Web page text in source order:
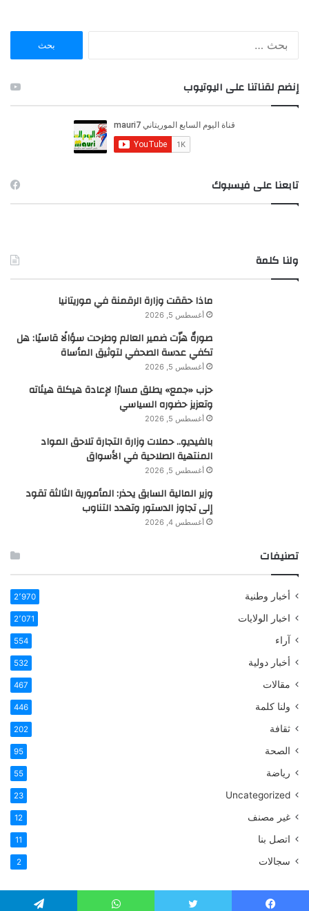
ن
:
إنضم لقناتنا على اليوتيوب
تابعنا على فيسبوك
ولنا كلمة
ماذا حققت وزارة الرقمنة في موريتانيا
أغسطس 5, 2026
صورةٌ هزّت ضمير العالم وطرحت سؤالًا قاسيًا: هل
تكفي عدسة الصحفي لتوثيق المأساة
أغسطس 5, 2026
حزب «جمع» يطلق مسارًا لإعادة هيكلة هيئاته
وتعزيز حضوره السياسي
أغسطس 5, 2026
بالفيديو.. حملات وزارة التجارة تلاحق المواد
المنتهية الصلاحية في الأسواق
أغسطس 5, 2026
وزير المالية السابق يحذر: المأمورية الثالثة تقود
إلى تجاوز الدستور وتهدد التناوب
أغسطس 4, 2026
تصنيفات
أخبار وطنية 2٬970
اخبار الولايات 2٬071
آراء 554
أخبار دولية 532
مقالات 467
ولنا كلمة 446
ثقافة 202
الصحة 95
رياضة 55
Uncategorized
23
غير مصنف 12
اتصل بنا 11
سجالات 2